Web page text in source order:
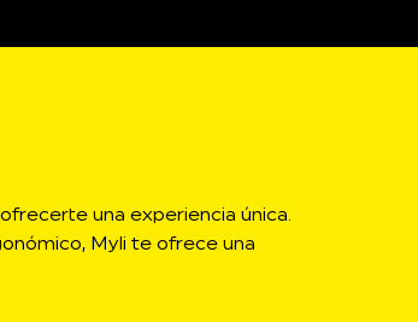
una experiencia única.
Myli te ofrece una